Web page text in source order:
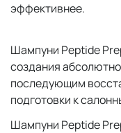
эффективнее.
Шампуни Peptide
создания
последующим
подготовки к
Шампуни Peptide